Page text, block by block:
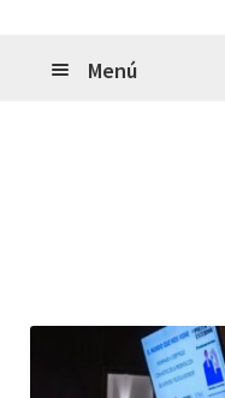
Menú